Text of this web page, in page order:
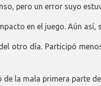
pero un error suyo
en el juego. Aún así,
otro día. Participó
de la mala primera parte